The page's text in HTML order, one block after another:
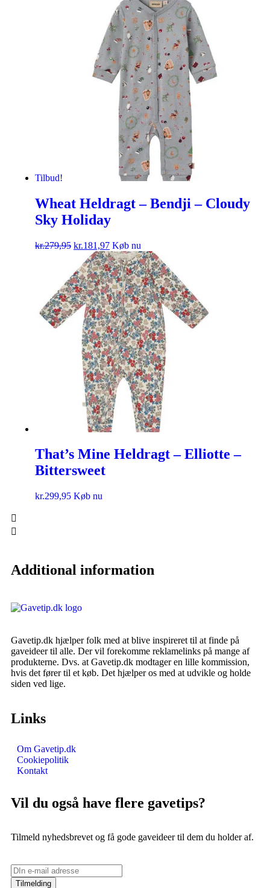
Tilbud!
Wheat Heldragt – Bendji – Cloudy
Sky Holiday
kr.279,95 kr.181,97 Køb nu
That’s Mine Heldragt – Elliotte –
Bittersweet
kr.299,95 Køb nu
Additional information
Gavetip.dk hjælper folk med at blive inspireret til at finde på
gaveideer til alle. Der vil forekomme reklamelinks på mange af
produkterne. Dvs. at Gavetip.dk modtager en lille kommission,
hvis det fører til et køb. Det hjælper os med at udvikle og holde
siden ved lige.
Links
Om Gavetip.dk
Cookiepolitik
Kontakt
Vil du også have flere gavetips?
Tilmeld nyhedsbrevet og få gode gaveideer til dem du holder af.
Tilmelding